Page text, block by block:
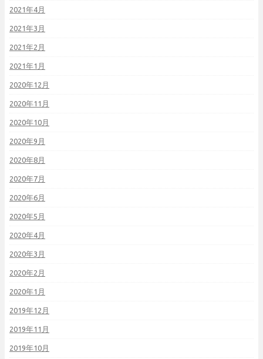
2021年4月
2021年3月
2021年2月
2021年1月
2020年12月
2020年11月
2020年10月
2020年9月
2020年8月
2020年7月
2020年6月
2020年5月
2020年4月
2020年3月
2020年2月
2020年1月
2019年12月
2019年11月
2019年10月